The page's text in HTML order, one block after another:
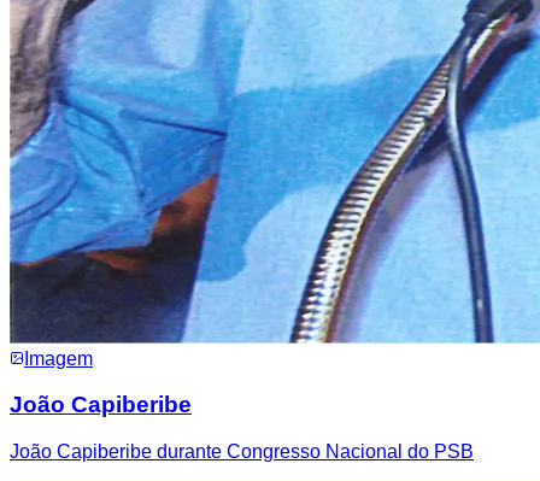
Imagem
João Capiberibe
João Capiberibe durante Congresso Nacional do PSB